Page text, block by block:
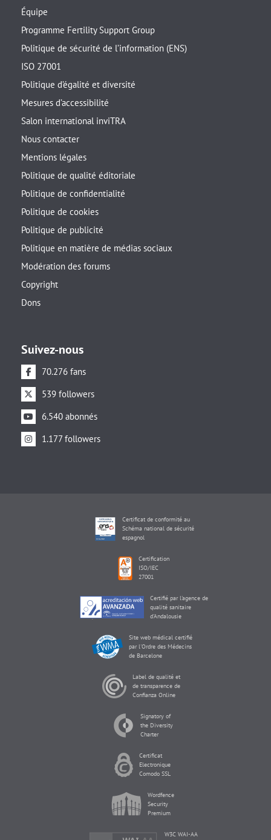
Équipe
Programme Fertility Support Group
Politique de sécurité de l’information (ENS)
ISO 27001
Politique d’égalité et diversité
Mesures d’accessibilité
Salon international inviTRA
Nous contacter
Mentions légales
Politique de qualité éditoriale
Politique de confidentialité
Politique de cookies
Politique de publicité
Politique en matière de médias sociaux
Modération des forums
Copyright
Dons
Suivez-nous
70.276 fans
539 followers
6.540 abonnés
1.177 followers
Certificat de conformité au
Schéma national de sécurité
espagnol
Certification
ISO/IEC
27001
Certifié par l'agence de
qualité sanitaire
d'Andalousie
Site web médical certifié
par l'Ordre des Médecins
de Barcelone
Label de qualité et
de transparence de
Confianza Online
Signatory of
the Diversity
Charter
Certificat
Electronique
Comodo SSL
Wordfence
Security
Premium
W3C WAI-AA